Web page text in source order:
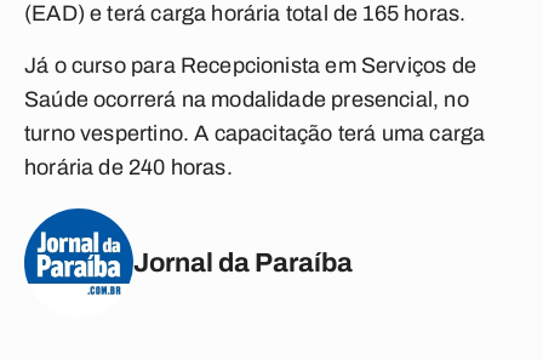
(EAD) e terá carga horária total de 165 horas.
Já o curso para Recepcionista em Serviços de
Saúde ocorrerá na modalidade presencial, no
turno vespertino. A capacitação terá uma carga
horária de 240 horas.
Jornal da Paraíba